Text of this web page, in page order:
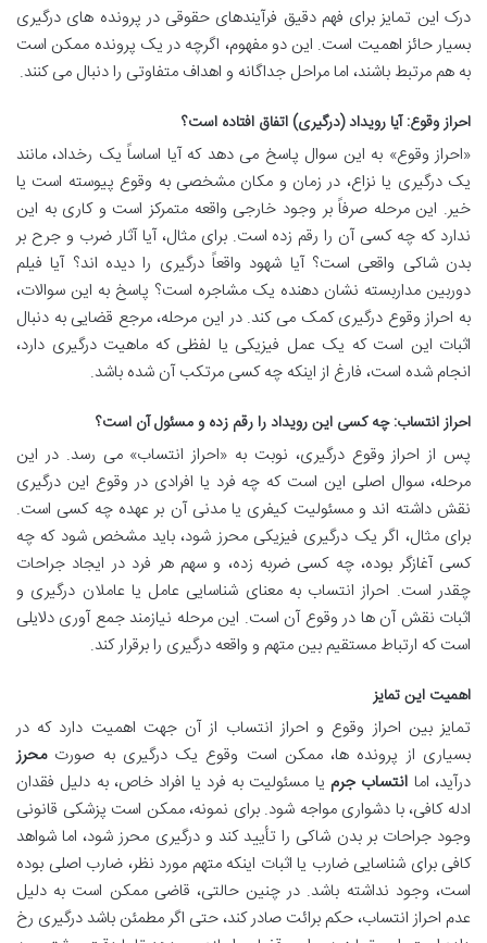
درک این تمایز برای فهم دقیق فرآیندهای حقوقی در پرونده های درگیری
بسیار حائز اهمیت است. این دو مفهوم، اگرچه در یک پرونده ممکن است
به هم مرتبط باشند، اما مراحل جداگانه و اهداف متفاوتی را دنبال می کنند.
احراز وقوع: آیا رویداد (درگیری) اتفاق افتاده است؟
«احراز وقوع» به این سوال پاسخ می دهد که آیا اساساً یک رخداد، مانند
یک درگیری یا نزاع، در زمان و مکان مشخصی به وقوع پیوسته است یا
خیر. این مرحله صرفاً بر وجود خارجی واقعه متمرکز است و کاری به این
ندارد که چه کسی آن را رقم زده است. برای مثال، آیا آثار ضرب و جرح بر
بدن شاکی واقعی است؟ آیا شهود واقعاً درگیری را دیده اند؟ آیا فیلم
دوربین مداربسته نشان دهنده یک مشاجره است؟ پاسخ به این سوالات،
به احراز وقوع درگیری کمک می کند. در این مرحله، مرجع قضایی به دنبال
اثبات این است که یک عمل فیزیکی یا لفظی که ماهیت درگیری دارد،
انجام شده است، فارغ از اینکه چه کسی مرتکب آن شده باشد.
احراز انتساب: چه کسی این رویداد را رقم زده و مسئول آن است؟
پس از احراز وقوع درگیری، نوبت به «احراز انتساب» می رسد. در این
مرحله، سوال اصلی این است که چه فرد یا افرادی در وقوع این درگیری
نقش داشته اند و مسئولیت کیفری یا مدنی آن بر عهده چه کسی است.
برای مثال، اگر یک درگیری فیزیکی محرز شود، باید مشخص شود که چه
کسی آغازگر بوده، چه کسی ضربه زده، و سهم هر فرد در ایجاد جراحات
چقدر است. احراز انتساب به معنای شناسایی عامل یا عاملان درگیری و
اثبات نقش آن ها در وقوع آن است. این مرحله نیازمند جمع آوری دلایلی
است که ارتباط مستقیم بین متهم و واقعه درگیری را برقرار کند.
اهمیت این تمایز
تمایز بین احراز وقوع و احراز انتساب از آن جهت اهمیت دارد که در
بسیاری از پرونده ها، ممکن است وقوع یک درگیری به صورتمحرز
درآید، اما انتساب جرم یا مسئولیت به فرد یا افراد خاص، به دلیل فقدان
ادله کافی، با دشواری مواجه شود. برای نمونه، ممکن است پزشکی قانونی
وجود جراحات بر بدن شاکی را تأیید کند و درگیری محرز شود، اما شواهد
کافی برای شناسایی ضارب یا اثبات اینکه متهم مورد نظر، ضارب اصلی بوده
است، وجود نداشته باشد. در چنین حالتی، قاضی ممکن است به دلیل
عدم احراز انتساب، حکم برائت صادر کند، حتی اگر مطمئن باشد درگیری رخ